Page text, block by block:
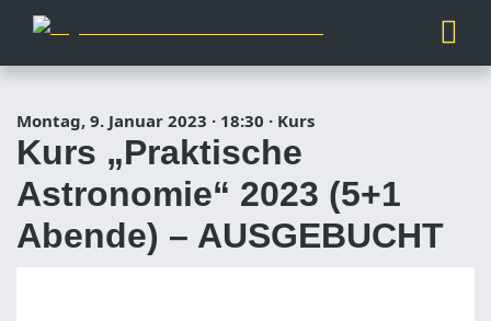
Montag, 9. Januar 2023 · 18:30 · Kurs
Kurs „Praktische
Astronomie“ 2023 (5+1
Abende) – AUSGEBUCHT